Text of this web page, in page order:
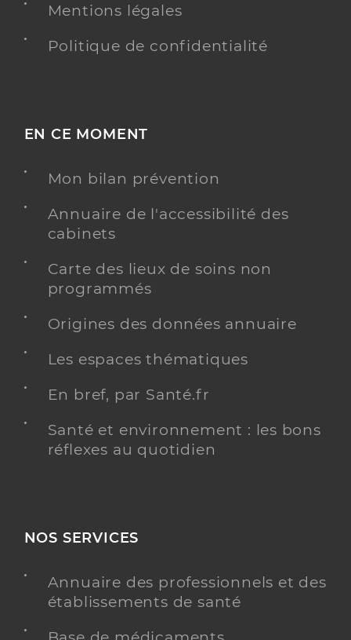
Image d'illustration: Icope
Residence Autonomie Martignon
Service de santé
Téléphone
01 47 49 68 34
Residence Autonomie Les Fermettes -
Arpavie
Résidences autonomie
Service de santé
Mentions légales
Politique de confidentialité
EN CE MOMENT
Mon bilan prévention
Annuaire de l'accessibilité des
cabinets
Carte des lieux de soins non
programmés
Origines des données annuaire
Les espaces thématiques
En bref, par Santé.fr
Santé et environnement : les bons
réflexes au quotidien
NOS SERVICES
Annuaire des professionnels et des
établissements de santé